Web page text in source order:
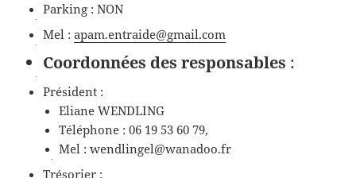
Parking : NON
Mel :apam.entraide@gmail.com
Coordonnées des responsables :
Président :
Eliane WENDLING
Téléphone : 06 19 53 60 79,
Mel : wendlingel@wanadoo.fr
Trésorier :